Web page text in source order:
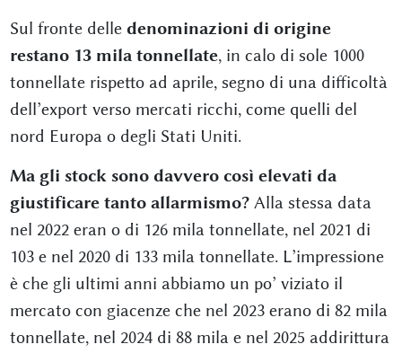
Sul fronte delle denominazioni di origine
restano 13 mila tonnellate, in calo di sole 1000
tonnellate rispetto ad aprile, segno di una difficoltà
dell’export verso mercati ricchi, come quelli del
nord Europa o degli Stati Uniti.
Ma gli stock sono davvero così elevati da
giustificare tanto allarmismo? Alla stessa data
nel 2022 eran o di 126 mila tonnellate, nel 2021 di
103 e nel 2020 di 133 mila tonnellate. L’impressione
è che gli ultimi anni abbiamo un po’ viziato il
mercato con giacenze che nel 2023 erano di 82 mila
tonnellate, nel 2024 di 88 mila e nel 2025 addirittura